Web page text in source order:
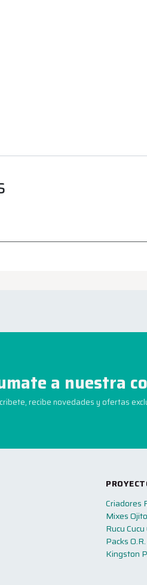
a nuestra
recibe novedades y ofertas
Criadores
Mixes
Rucu Cucu
Packs O.R.
Kingston